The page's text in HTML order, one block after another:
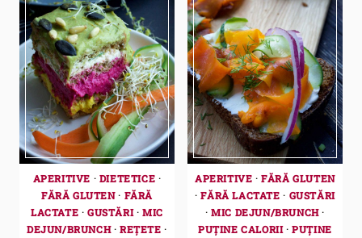
APERITIVE · DIETETICE ·
FĂRĂ GLUTEN· FĂRĂ
LACTATE ·GUSTĂRI·MIC
DEJUN/BRUNCH·REȚETE ·
APERITIVE ·FĂRĂ GLUTEN
·FĂRĂ LACTATE · GUSTĂRI
·MIC DEJUN/BRUNCH·
PUȚINE CALORII·PUȚINE